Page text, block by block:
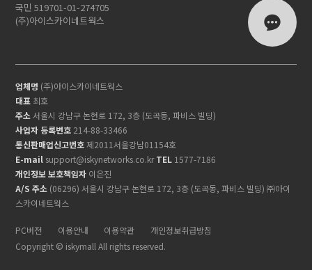
국민 519701-01-274705
(주)아이스카이네트웍스
업체명 (주)아이스카이네트웍스
대표 최호
주소서울시 강남구 논현로 172, 3층 (도곡동, 파비스 빌딩)
사업자 등록번호 214-88-33466
통신판매업신고번호 제2011서울강남01154호
E-mail support@iskynetworks.co.krTEL 1577-7186
개인정보 보호책임자 이은진
A/S 주소 (06296) 서울시 강남구 논현로 172, 3층 (도곡동, 파비스 빌딩) ㈜아이
스카이네트웍스
PC버전 이용안내 이용약관
개인정보취급방침
Copyright © iskymall All rights reserved.